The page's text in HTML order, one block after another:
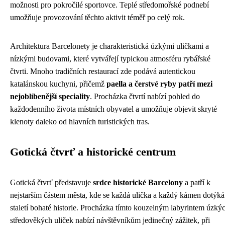
možnosti pro pokročilé sportovce. Teplé středomořské podnebí
umožňuje provozování těchto aktivit téměř po celý rok.
Architektura Barcelonety je charakteristická úzkými uličkami a
nízkými budovami, které vytvářejí typickou atmosféru rybářské
čtvrti. Mnoho tradičních restaurací zde podává autentickou
katalánskou kuchyni, přičemž paella a čerstvé ryby patří mezi
nejoblíbenější speciality. Procházka čtvrtí nabízí pohled do
každodenního života místních obyvatel a umožňuje objevit skryté
klenoty daleko od hlavních turistických tras.
Gotická čtvrť a historické centrum
Gotická čtvrť představuje srdce historické Barcelony a patří k
nejstarším částem města, kde se každá ulička a každý kámen dotýká
staletí bohaté historie. Procházka tímto kouzelným labyrintem
středověkých uliček nabízí návštěvníkům jedinečný zážitek, při